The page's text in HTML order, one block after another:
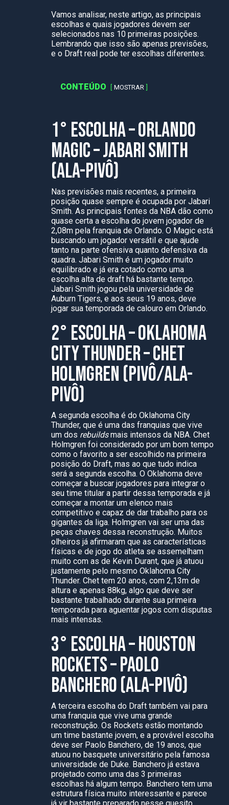
Vamos analisar, neste artigo, as principais
escolhas e quais jogadores devem ser
selecionados nas 10 primeiras posições.
Lembrando que isso são apenas previsões,
e o Draft real pode ter escolhas diferentes.
CONTEÚDO MOSTRAR
1° ESCOLHA – ORLANDO
MAGIC – JABARI SMITH
(ALA-PIVÔ)
Nas previsões mais recentes, a primeira
posição quase sempre é ocupada por Jabari
Smith. As principais fontes da NBA dão como
quase certa a escolha do jovem jogador de
2,08m pela franquia de Orlando. O Magic está
buscando um jogador versátil e que ajude
tanto na parte ofensiva quanto defensiva da
quadra. Jabari Smith é um jogador muito
equilibrado e já era cotado como uma
escolha alta de draft há bastante tempo.
Jabari Smith jogou pela universidade de
Auburn Tigers, e aos seus 19 anos, deve
jogar sua temporada de calouro em Orlando.
2° ESCOLHA – OKLAHOMA
CITY THUNDER – CHET
HOLMGREN (PIVÔ/ALA-
PIVÔ)
A segunda escolha é do Oklahoma City
Thunder, que é uma das franquias que vive
um dos rebuildsmais intensos da NBA. Chet
Holmgren foi considerado por um bom tempo
como o favorito a ser escolhido na primeira
posição do Draft, mas ao que tudo indica
será a segunda escolha. O Oklahoma deve
começar a buscar jogadores para integrar o
seu time titular a partir dessa temporada e já
começar a montar um elenco mais
competitivo e capaz de dar trabalho para os
gigantes da liga. Holmgren vai ser uma das
peças chaves dessa reconstrução. Muitos
olheiros já afirmaram que as características
físicas e de jogo do atleta se assemelham
muito com as de Kevin Durant, que já atuou
justamente pelo mesmo Oklahoma City
Thunder. Chet tem 20 anos, com 2,13m de
altura e apenas 88kg, algo que deve ser
bastante trabalhado durante sua primeira
temporada para aguentar jogos com disputas
mais intensas.
3° ESCOLHA – HOUSTON
ROCKETS – PAOLO
BANCHERO (ALA-PIVÔ)
A terceira escolha do Draft também vai para
uma franquia que vive uma grande
reconstrução. Os Rockets estão montando
um time bastante jovem, e a provável escolha
deve ser Paolo Banchero, de 19 anos, que
atuou no basquete universitário pela famosa
universidade de Duke. Banchero já estava
projetado como uma das 3 primeiras
escolhas há algum tempo. Banchero tem uma
estrutura física muito interessante e parece